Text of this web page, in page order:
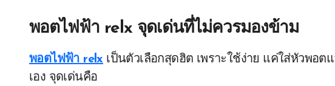
พอตไฟฟ้า relx จุดเด่นที่ไม่ควรมองข้าม
พอตไฟฟ้า relx เป็นตัวเลือกสุดฮิต เพราะใช้ง่าย แค่ใส่หัวพอต
เอง จุดเด่นคือ